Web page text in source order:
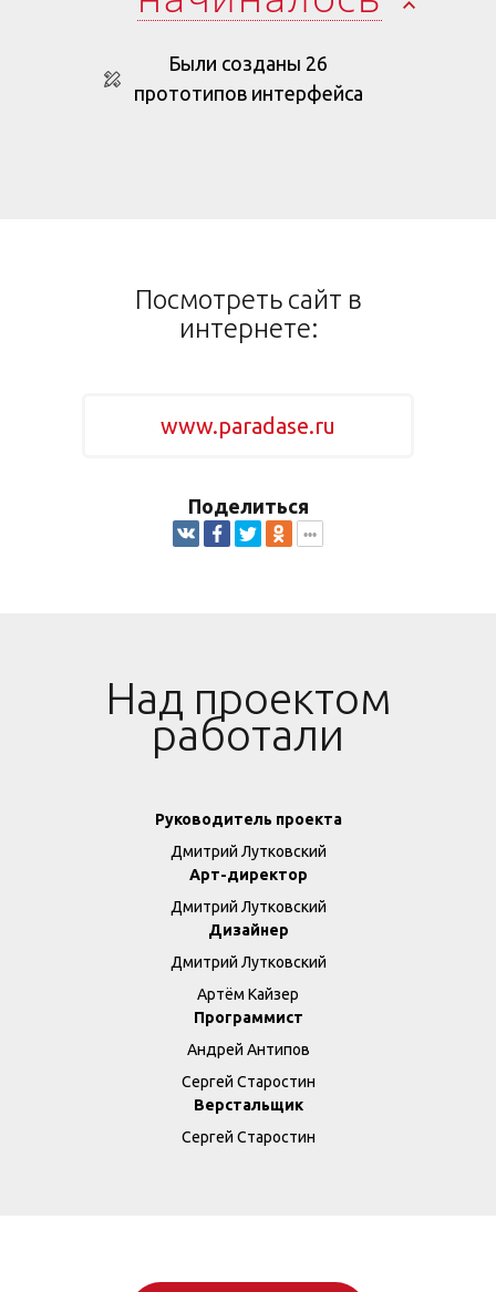
Были созданы 26
прототипов интерфейса
Посмотреть сайт в
интернете:
www.paradase.ru
Поделиться
Над проектом
работали
Руководитель проекта
Дмитрий Лутковский
Арт-директор
Дмитрий Лутковский
Дизайнер
Дмитрий Лутковский
Артём Кайзер
Программист
Андрей Антипов
Сергей Старостин
Верстальщик
Сергей Старостин